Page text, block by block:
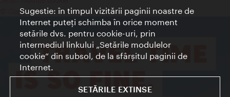
© Copyright Wien Tourismus
Sugestie: în timpul vizitării paginii noastre de
Internet puteţi schimba în orice moment
setările dvs. pentru cookie-uri, prin
intermediul linkului „Setările modulelor
cookie“ din subsol, de la sfârşitul paginii de
Internet.
SETĂRILE EXTINSE